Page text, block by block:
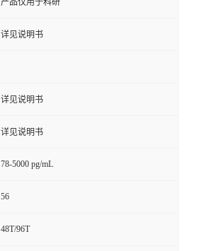
产品仅用于科研
详见说明书
详见说明书
详见说明书
78-5000 pg/mL
56
48T/96T